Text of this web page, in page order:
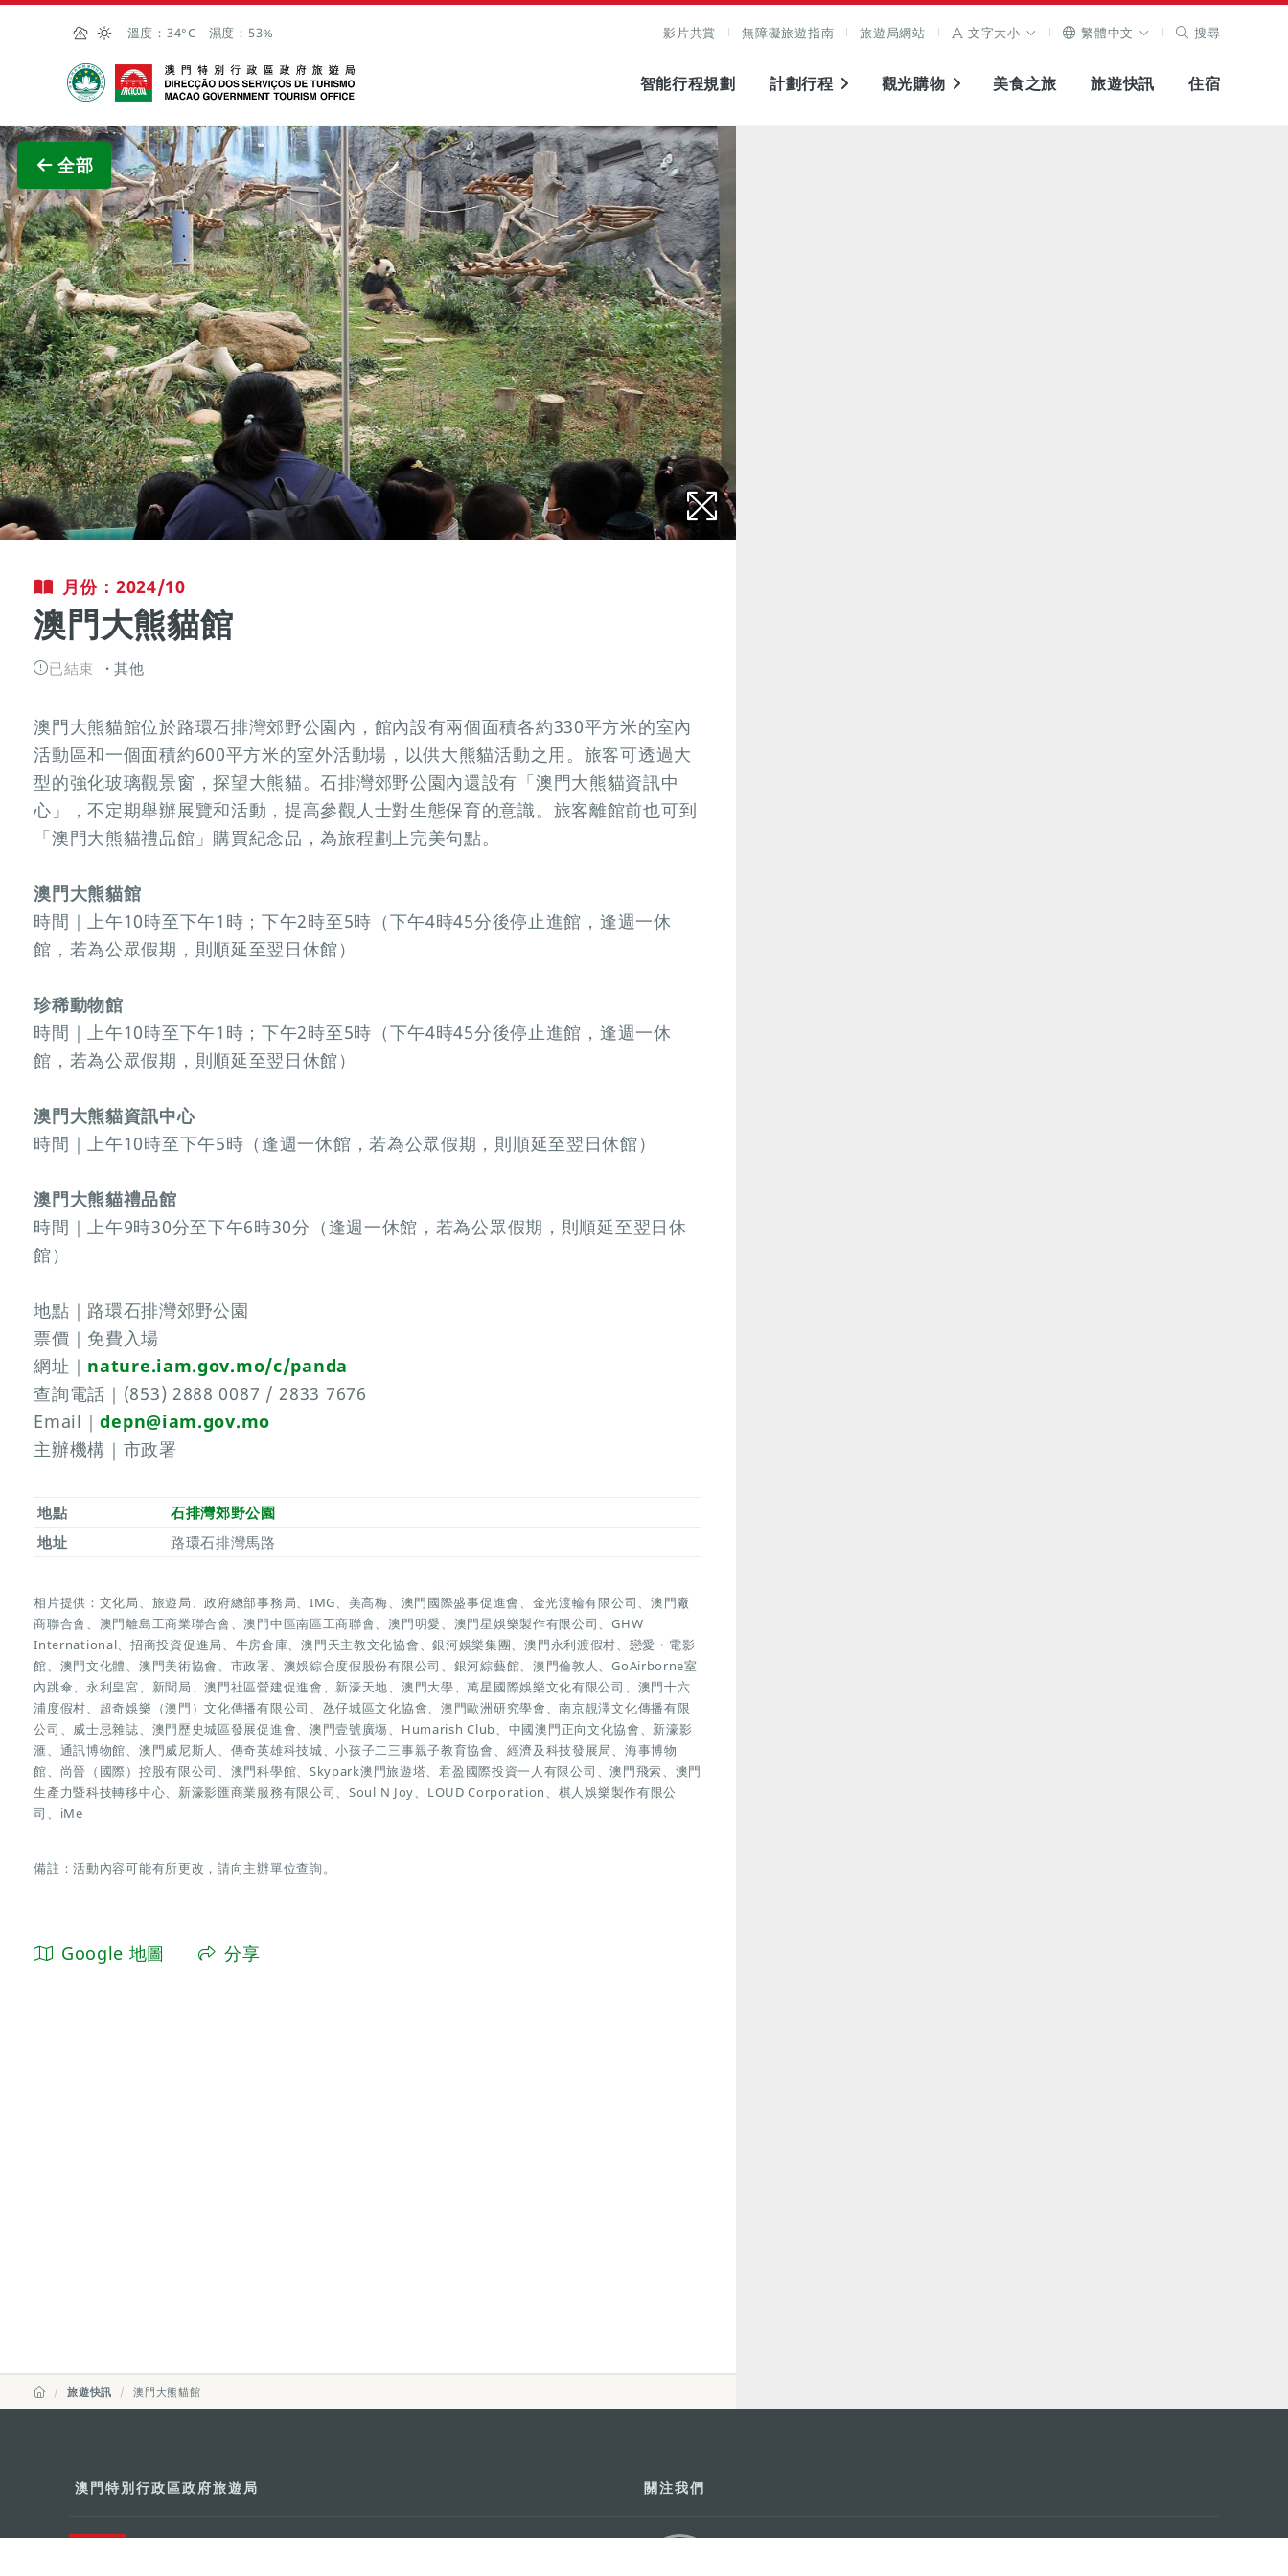
跳至主内容
溫度： 34°C 濕度： 53% 影片共賞 無障礙旅遊指南 旅遊局網站 文字大小 繁體中文 搜尋
澳門特別行政區政府旅遊局
智能行程規劃 計劃行程 觀光購物 美食之旅 旅遊快訊 住宿
全部
查看原圖
月份：2024/10
澳門大熊貓館
已結束 其他
澳門大熊貓館位於路環石排灣郊野公園內，館內設有兩個面積各約330平方米的室內
活動區和一個面積約600平方米的室外活動場，以供大熊貓活動之用。旅客可透過大
型的強化玻璃觀景窗，探望大熊貓。石排灣郊野公園內還設有「澳門大熊貓資訊中
心」，不定期舉辦展覽和活動，提高參觀人士對生態保育的意識。旅客離館前也可到
「澳門大熊貓禮品館」購買紀念品，為旅程劃上完美句點。
澳門大熊貓館
時間｜上午10時至下午1時；下午2時至5時（下午4時45分後停止進館，逢週一休
館，若為公眾假期，則順延至翌日休館）
珍稀動物館
時間｜上午10時至下午1時；下午2時至5時（下午4時45分後停止進館，逢週一休
館，若為公眾假期，則順延至翌日休館）
澳門大熊貓資訊中心
時間｜上午10時至下午5時（逢週一休館，若為公眾假期，則順延至翌日休館）
澳門大熊貓禮品館
時間｜上午9時30分至下午6時30分（逢週一休館，若為公眾假期，則順延至翌日休
館）
地點｜路環石排灣郊野公園
票價｜免費入場
網址｜ nature.iam.gov.mo/c/panda
查詢電話｜(853) 2888 0087 / 2833 7676
Email｜depn@iam.gov.mo
主辦機構｜市政署
地點
石排灣郊野公園
地址
路環石排灣馬路
相片提供：文化局、旅遊局、政府總部事務局、IMG、美高梅、澳門國際盛事促進會、金光渡輪有限公司、澳門廠
商聯合會、澳門離島工商業聯合會、澳門中區南區工商聯會、澳門明愛、澳門星娛樂製作有限公司、GHW
International、招商投資促進局、牛房倉庫、澳門天主教文化協會、銀河娛樂集團、澳門永利渡假村、戀愛・電影
館、澳門文化體、澳門美術協會、市政署、澳娛綜合度假股份有限公司、銀河綜藝館、澳門倫敦人、GoAirborne室
內跳傘、永利皇宮、新聞局、澳門社區營建促進會、新濠天地、澳門大學、萬星國際娛樂文化有限公司、澳門十六
浦度假村、超奇娛樂（澳門）文化傳播有限公司、氹仔城區文化協會、澳門歐洲研究學會、南京靚澤文化傳播有限
公司、威士忌雜誌、澳門歷史城區發展促進會、澳門壹號廣塲、Humarish Club、中國澳門正向文化協會、新濠影
滙、通訊博物館、澳門威尼斯人、傳奇英雄科技城、小孩子二三事親子教育協會、經濟及科技發展局、海事博物
館、尚晉（國際）控股有限公司、澳門科學館、Skypark澳門旅遊塔、君盈國際投資一人有限公司、澳門飛索、澳門
生產力暨科技轉移中心、新濠影匯商業服務有限公司、Soul N Joy、LOUD Corporation、棋人娛樂製作有限公
司、iMe
備註：活動內容可能有所更改，請向主辦單位查詢。
Google 地圖 分享
旅遊快訊 澳門大熊貓館
澳門特別行政區政府旅遊局 關注我們